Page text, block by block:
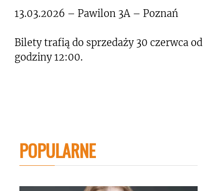
13.03.2026 – Pawilon 3A – Poznań
Bilety trafią do sprzedaży 30 czerwca od
godziny 12:00.
POPULARNE